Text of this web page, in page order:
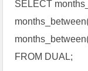
SELECT
FROM DUAL;